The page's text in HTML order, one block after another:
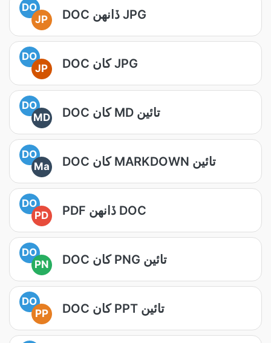
DO
JP
DOC ڏانھن JPG
DO
JP
DOC کان JPG
DO
MD
DOC کان MD تائين
DO
Ma
DOC کان MARKDOWN تائين
DO
PD
PDF ڏانهن DOC
DO
PN
DOC کان PNG تائين
DO
PP
DOC کان PPT تائين